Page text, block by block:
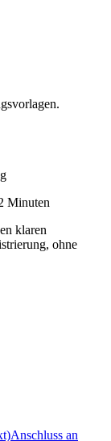
Minuten
klaren
ohne
Anschluss an